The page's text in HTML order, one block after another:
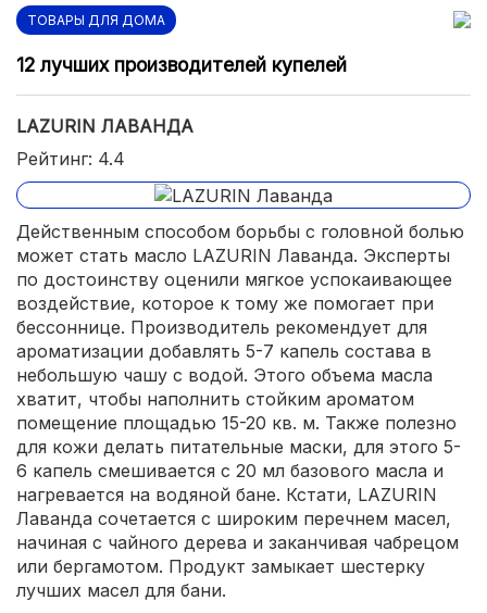
ТОВАРЫ ДЛЯ ДОМА
12 лучших производителей купелей
LAZURIN ЛАВАНДА
Рейтинг: 4.4
Действенным способом борьбы с головной болью
может стать масло LAZURIN Лаванда. Эксперты
по достоинству оценили мягкое успокаивающее
воздействие, которое к тому же помогает при
бессоннице. Производитель рекомендует для
ароматизации добавлять 5-7 капель состава в
небольшую чашу с водой. Этого объема масла
хватит, чтобы наполнить стойким ароматом
помещение площадью 15-20 кв. м. Также полезно
для кожи делать питательные маски, для этого 5-
6 капель смешивается с 20 мл базового масла и
нагревается на водяной бане. Кстати, LAZURIN
Лаванда сочетается с широким перечнем масел,
начиная с чайного дерева и заканчивая чабрецом
или бергамотом. Продукт замыкает шестерку
лучших масел для бани.